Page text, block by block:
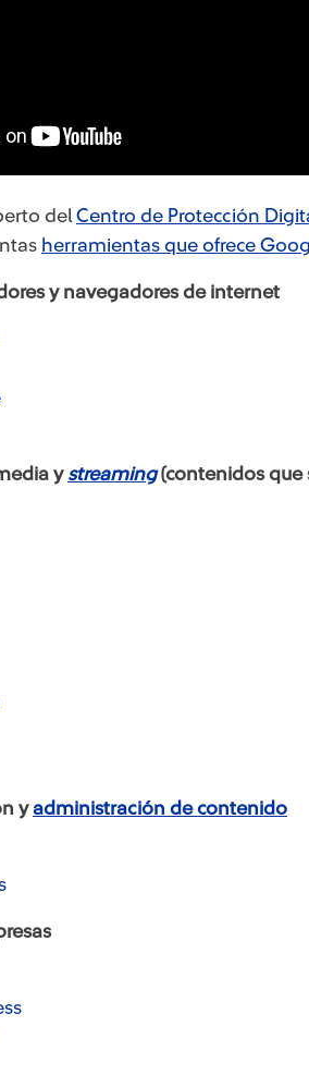
del Centro de Protección
herramientas que ofrece
y navegadores de internet
y streaming(contenidos que
yadministración de contenido